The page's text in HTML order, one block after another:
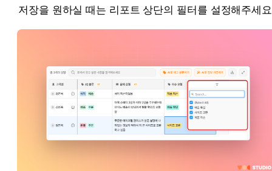
저장을 원하실 때는 리포트 상단의 필터를 설정해주세